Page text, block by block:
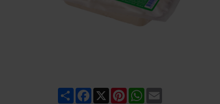
ShareFacebook
X PinterestWhatsApp